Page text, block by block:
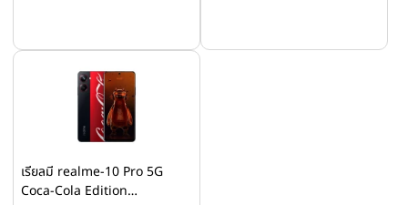
เรียลมี realme-10 Pro 5G
Coca-Cola Edition